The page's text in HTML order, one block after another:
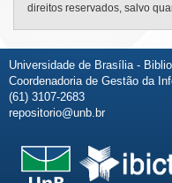
direitos reservados, salvo
Universidade de Brasília -
Coordenadoria de Gestão da
(61) 3107-2683
repositorio@unb.br